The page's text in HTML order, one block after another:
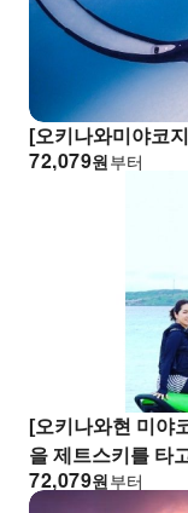
[오키나와미야코
원
72,079 부터
[오키나와현 미야
을 제트스키를 타
바라보는 섬은 특
원
72,079 부터